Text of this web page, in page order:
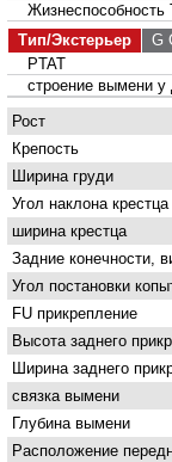
Жизнеспособность
Тип/Экстерьер
G
PTAT
строение вымени у
Рост
Крепость
Ширина груди
Угол наклона крестца
ширина крестца
Задние конечности,
Угол постановки
FU прикрепление
Высота заднего
Ширина заднего
связка вымени
Глубина вымени
Расположение